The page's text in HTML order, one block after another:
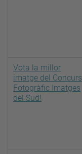
Vota la millor
imatge del Concurs
Fotogràfic Imatges
del Sud!